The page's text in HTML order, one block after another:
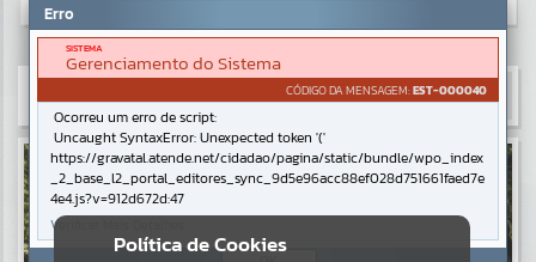
Resultados para""
PortaisPolítica de Cookies
Erro
SISTEMA
Gerenciamento do Sistema
CÓDIGO DA MENSAGEM:EST-000040
Ocorreu um erro de script:
Uncaught SyntaxError: Unexpected token '('
https://gravatal.atende.net/cidadao/pagina/static/bundle/wpo_index
_2_base_l2_portal_editores_sync_9d5e96acc88ef028d751661faed7e
4e4.js?v=912d672d:47
Verificar Mais Detalhes